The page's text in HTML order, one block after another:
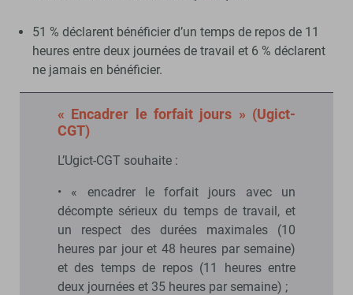
51 % déclarent bénéficier d’un temps de repos de 11
heures entre deux journées de travail et 6 % déclarent
ne jamais en bénéficier.
« Encadrer le forfait jours » (Ugict-
CGT)
L’Ugict-CGT souhaite :
• « encadrer le forfait jours avec un
décompte sérieux du temps de travail, et
un respect des durées maximales (10
heures par jour et 48 heures par semaine)
et des temps de repos (11 heures entre
deux journées et 35 heures par semaine) ;